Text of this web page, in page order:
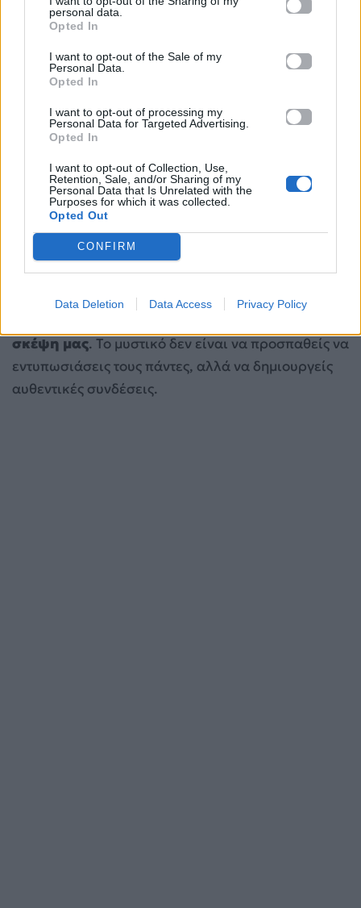
personal data.
Opted In
I want to opt-out of the Sale of my
Personal Data.
Opted In
I want to opt-out of processing my
Personal Data for Targeted Advertising.
Opted In
I want to opt-out of Collection, Use,
Retention, Sale, and/or Sharing of my
Personal Data that Is Unrelated with the
Purposes for which it was collected.
Opted Out
CONFIRM
Data Deletion Data Access Privacy Policy
ή μια αυθόρμητη στιγμή γέλιου μπορεί να είναι
αρκετά. Οι άνθρωποι θυμούνται τις εμπειρίες που
τους προκάλεσαν συναίσθημα.Όσο πιο θετική και
αυθεντική είναι η στιγμή που μοιράζεστε
Οι περισσότεροι πιστεύουν ότι
εμφάνιση είναι το βασικό στοιχείο που κάνει
κάποιον αξέχαστο. Στην πραγματικότητα, όμως, οι
έρευνεςδείχνουν ότι η συναισθηματική επίδραση
που έχει ένα άτομο πάνω μας παίζει πολύ
σημαντικότερο ρόλο. Οι άνθρωποι που δείχνουν
ενδιαφέρον, εκπέμπουν θετική ενέργεια και
δημιουργούν όμορφες αναμνήσεις έχουν
σκέψη μας. Το μυστικό δεν είναι να προσπαθείς να
εντυπωσιάσεις τους πάντες, αλλά να δημιουργείς
αυθεντικές συνδέσεις.